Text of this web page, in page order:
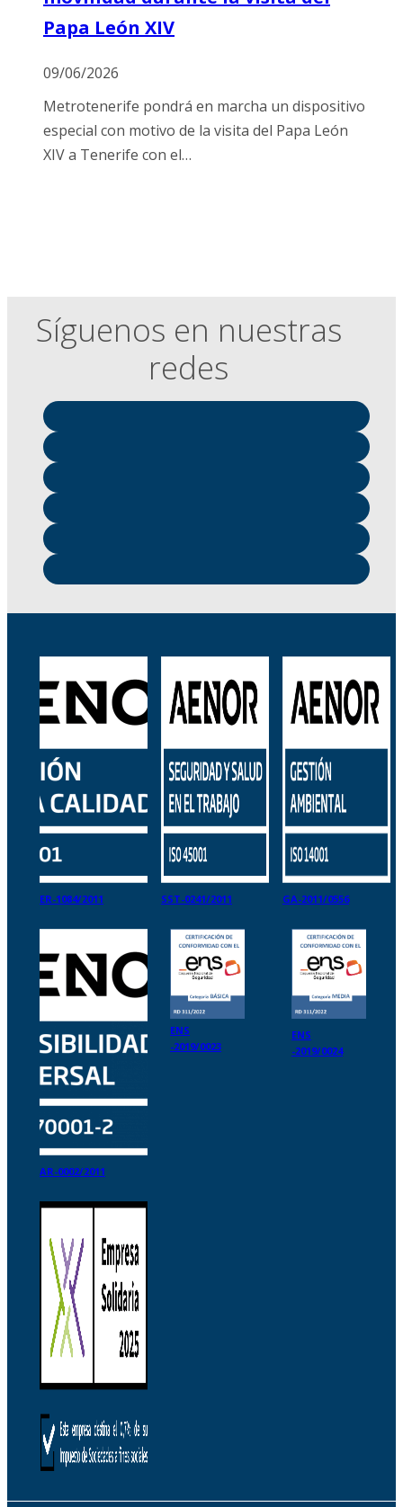
Papa León XIV
09/06/2026
Metrotenerife pondrá en marcha un dispositivo
especial con motivo de la visita del Papa León
XIV a Tenerife con el…
Síguenos en nuestras
redes
ER-1084/2011 SST-0241/2011 GA-2011/0556
AR-0002/2011
ENS
-2019/0023
ENS
-2019/0024